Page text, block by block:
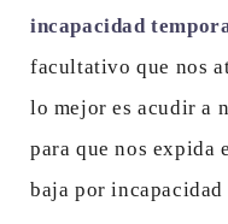
incapacidad
facultativo que nos
lo mejor es acudir a
para que nos expida
baja por incapacidad